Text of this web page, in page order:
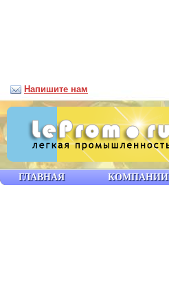
ГЛАВНАЯ КОМПАНИИ
Напишите нам